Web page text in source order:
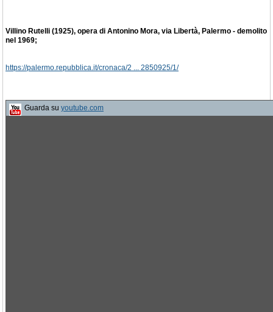
Villino Rutelli (1925), opera di Antonino Mora, via Libertà, Palermo - demolito
nel 1969;
https://palermo.repubblica.it/cronaca/2 ... 2850925/1/
Guarda su youtube.com